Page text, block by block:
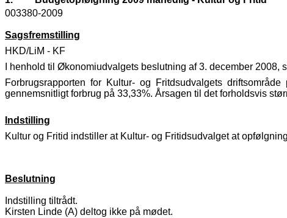
003380-2009
Sagsfremstilling
HKD/LiM - KF
I henhold til Økonomiudvalgets beslutning af 3. december
Forbrugsrapporten for Kultur- og Fritdsudvalgets
gennemsnitligt forbrug på 33,33%. Årsagen til det forholdsvis
Indstilling
Kultur og Fritid indstiller at Kultur- og Fritidsudvalget at
Beslutning
Indstilling tiltrådt.
Kirsten Linde (A) deltog ikke på mødet.